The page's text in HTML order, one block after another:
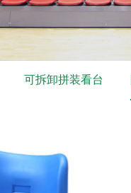
可拆卸拼装看台